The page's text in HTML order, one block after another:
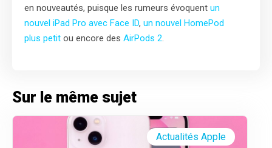
en nouveautés, puisque les rumeurs évoquent un
nouvel iPad Pro avec Face ID, un nouvel HomePod
plus petit ou encore des AirPods 2
Sur le même sujet
Actualités Apple